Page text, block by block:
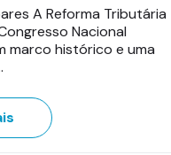
A Reforma Tributária
Nacional
marco histórico e uma